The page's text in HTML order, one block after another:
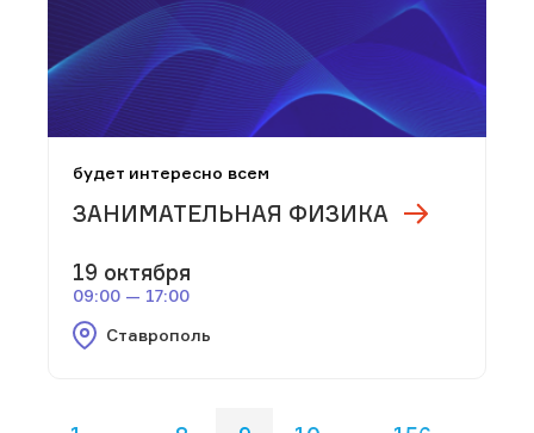
будет интересно всем
ЗАНИМАТЕЛЬНАЯ ФИЗИКА
19 октября
09:00 — 17:00
Ставрополь